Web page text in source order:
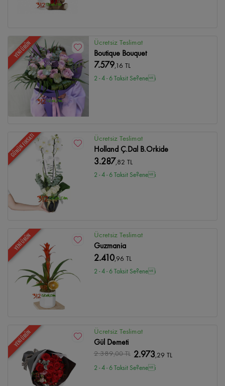
YENİ ÜRÜN Ücretsiz Teslimat
Boutique Bouquet
7.579,16 TL
2 - 4 - 6 Taksit Se?enei
GÜNÜN FIRSATI Ücretsiz Teslimat
Holland Ç.Dal B.Orkide
3.287,82 TL
2 - 4 - 6 Taksit Se?enei
YENİ ÜRÜN Ücretsiz Teslimat
Guzmania
2.410,96 TL
2 - 4 - 6 Taksit Se?enei
YENİ ÜRÜN Ücretsiz Teslimat
Gül Demeti
2.389,00 TL 2.973,29 TL
2 - 4 - 6 Taksit Se?enei